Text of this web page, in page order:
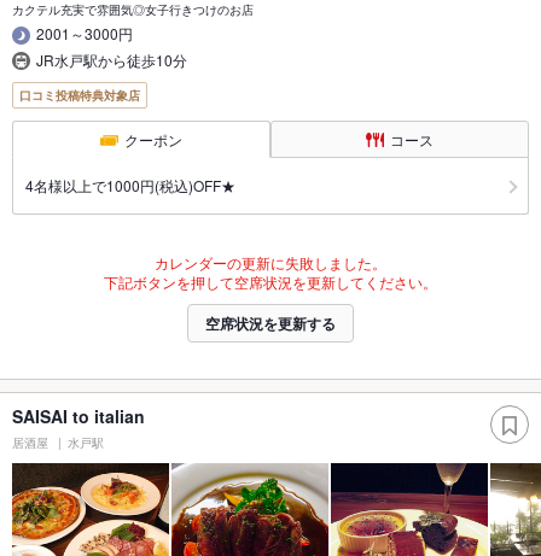
カクテル充実で雰囲気◎女子行きつけのお店
2001～3000円
JR水戸駅から徒歩10分
口コミ投稿特典対象店
クーポン コース
4名様以上で1000円(税込)OFF★
カレンダーの更新に失敗しました。
下記ボタンを押して空席状況を更新してください。
空席状況を更新する
SAISAI to italian
居酒屋 水戸駅